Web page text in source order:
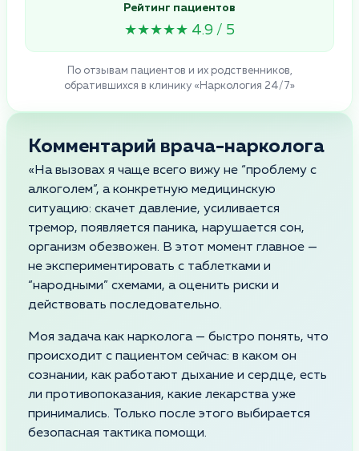
Рейтинг пациентов
★★★★★ 4.9 / 5
По отзывам пациентов и их родственников,
обратившихся в клинику «Наркология 24/7»
Комментарий врача-нарколога
«На вызовах я чаще всего вижу не “проблему с
алкоголем”, а конкретную медицинскую
ситуацию: скачет давление, усиливается
тремор, появляется паника, нарушается сон,
организм обезвожен. В этот момент главное —
не экспериментировать с таблетками и
“народными” схемами, а оценить риски и
действовать последовательно.
Моя задача как нарколога — быстро понять, что
происходит с пациентом сейчас: в каком он
сознании, как работают дыхание и сердце, есть
ли противопоказания, какие лекарства уже
принимались. Только после этого выбирается
безопасная тактика помощи.